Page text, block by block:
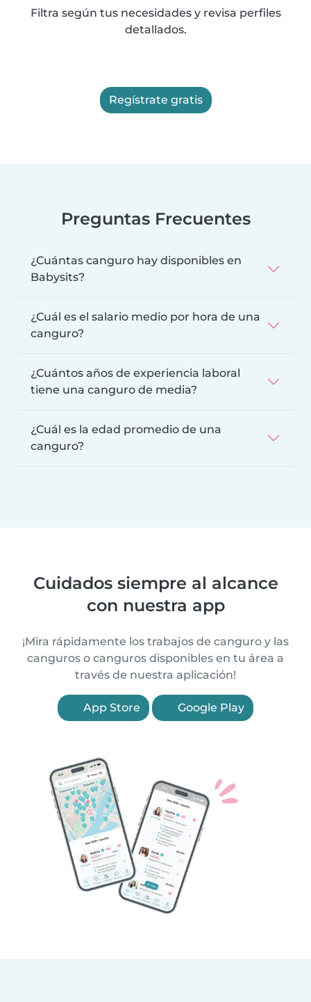
Filtra según tus necesidades y revisa perfiles
detallados.
Regístrate gratis
Preguntas Frecuentes
¿Cuántas canguro hay disponibles en
Babysits?
¿Cuál es el salario medio por hora de una
canguro?
¿Cuántos años de experiencia laboral
tiene una canguro de media?
¿Cuál es la edad promedio de una
canguro?
Cuidados siempre al alcance
con nuestra app
¡Mira rápidamente los trabajos de canguro y las
canguros o canguros disponibles en tu área a
través de nuestra aplicación!
App Store Google Play